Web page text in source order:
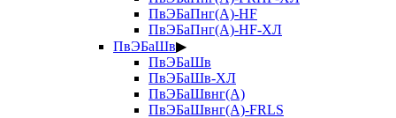
ПвЭБаПнг(А)-HF
ПвЭБаПнг(А)-HF-ХЛ
ПвЭБаШв▶
ПвЭБаШв
ПвЭБаШв-ХЛ
ПвЭБаШвнг(А)
ПвЭБаШвнг(А)-FRLS